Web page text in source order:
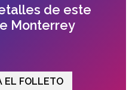
de este
Monterrey
EL FOLLETO